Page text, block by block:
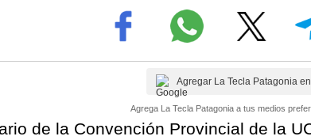
Agregar La Tecla Patagonia
Agrega La Tecla Patagonia a tus medios
de la Convención Provincial de la